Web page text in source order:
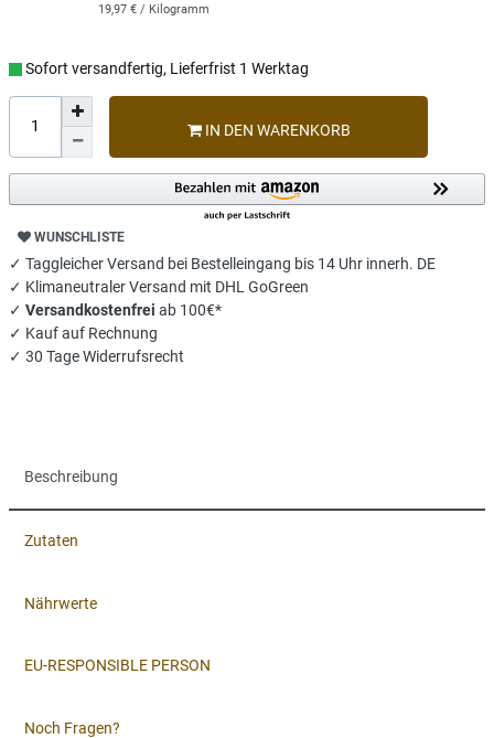
19,97 € / Kilogramm
Sofort versandfertig, Lieferfrist 1 Werktag
IN DEN WARENKORB
WUNSCHLISTE
✓ Taggleicher Versand bei Bestelleingang bis 14 Uhr innerh. DE
✓ Klimaneutraler Versand mit DHL GoGreen
✓ Versandkostenfrei ab 100€*
✓ Kauf auf Rechnung
✓ 30 Tage Widerrufsrecht
Beschreibung
Zutaten
Nährwerte
EU-RESPONSIBLE PERSON
Noch Fragen?